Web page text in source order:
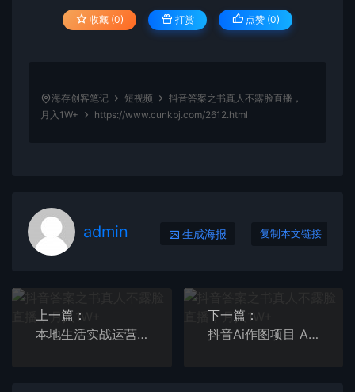
收藏 (0) 打赏 点赞 (0)
海存创客笔记 短视频
抖音答案之书真人不露脸直播，
月入1W+
https://www.cunkbj.com/2612.html
admin 生成海报 复制本文链接
上一篇：
本地生活实战运营必修课，本地生活商家-团购运营的宝藏教程
下一篇：
抖音Ai作图项目 Ai手机app一键生成图片 0门槛 每天10分钟发图文 日入500+